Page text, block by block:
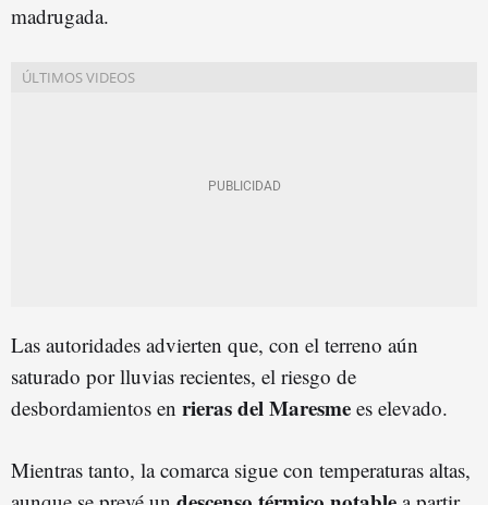
madrugada.
Las autoridades advierten que, con el terreno aún
saturado por lluvias recientes, el riesgo de
desbordamientos en rieras del Maresme es elevado.
Mientras tanto, la comarca sigue con temperaturas altas,